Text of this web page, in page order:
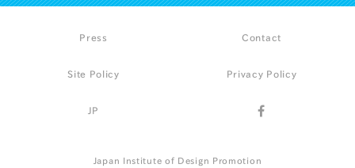
Press Contact
Site Policy Privacy Policy
JP
Japan Institute of Design Promotion